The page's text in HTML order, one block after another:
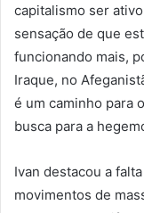
capitalismo ser
sensação de que
funcionando mais,
Iraque, no
é um caminho para
busca para a
Ivan destacou a
movimentos de